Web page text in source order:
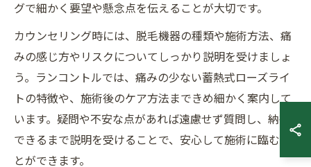
グで細かく要望や懸念点を伝えることが大切です。
カウンセリング時には、脱毛機器の種類や施術方法、痛
みの感じ方やリスクについてしっかり説明を受けましょ
う。ランコントルでは、痛みの少ない蓄熱式ローズライ
トの特徴や、施術後のケア方法まできめ細かく案内して
います。疑問や不安な点があれば遠慮せず質問し、納得
できるまで説明を受けることで、安心して施術に臨むこ
とができます。